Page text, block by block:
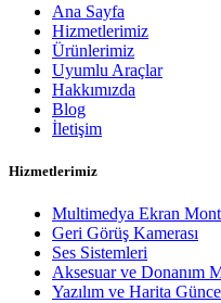
Ana Sayfa
Hizmetlerimiz
Ürünlerimiz
Uyumlu Araçlar
Hakkımızda
Blog
İletişim
Hizmetlerimiz
Multimedya Ekran
Geri Görüş Kamerası
Ses Sistemleri
Aksesuar ve Donanım
Yazılım ve Harita